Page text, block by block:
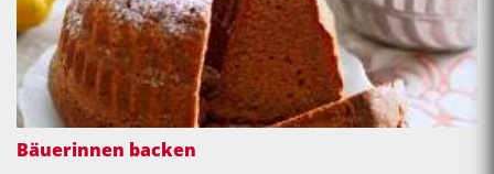
Bäuerinnen backen